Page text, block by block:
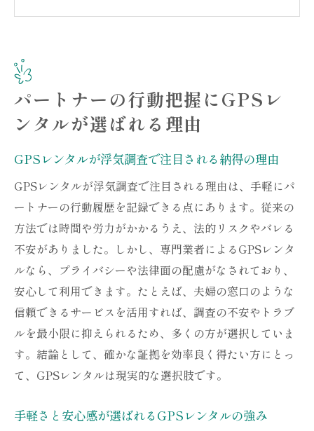
夫婦の窓口でGPSレンタルが選ばれる安心
ポイント
か
GPSレンタルの普及と信頼性が支持される
理由
浮気調査で安心感を得るGPSレンタル活用術
GPSレンタル活用で安心して浮気調査を進
める方法
GPSレンタルを活かしたリスク回避の調査
術
GPSレンタルの選び方と失敗しない活用法
GPSレンタルで得られる安心感の理由を解
夫婦の窓口が推奨するGPSレンタル調査の
パートナーの行動把握にGPSレ
ンタルが選ばれる理由
GPSレンタルが浮気調査で注目される納得の理由
GPSレンタルが浮気調査で注目される理由は、手軽にパ
ートナーの行動履歴を記録できる点にあります。従来の
方法では時間や労力がかかるうえ、法的リスクやバレる
不安がありました。しかし、専門業者によるGPSレンタ
ルなら、プライバシーや法律面の配慮がなされており、
安心して利用できます。たとえば、夫婦の窓口のような
信頼できるサービスを活用すれば、調査の不安やトラブ
ルを最小限に抑えられるため、多くの方が選択していま
す。結論として、確かな証拠を効率良く得たい方にとっ
て、GPSレンタルは現実的な選択肢です。
手軽さと安心感が選ばれるGPSレンタルの強み